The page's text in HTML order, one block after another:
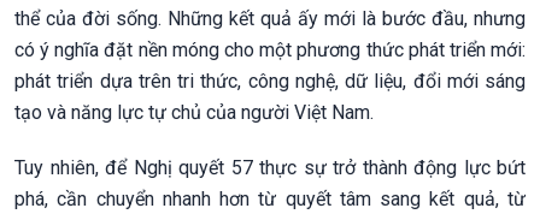
thể của đời sống. Những kết quả ấy mới là bước đầu, nhưng
có ý nghĩa đặt nền móng cho một phương thức phát triển mới:
phát triển dựa trên tri thức, công nghệ, dữ liệu, đổi mới sáng
tạo và năng lực tự chủ của người Việt Nam.
Tuy nhiên, để Nghị quyết 57 thực sự trở thành động lực bứt
phá, cần chuyển nhanh hơn từ quyết tâm sang kết quả, từ